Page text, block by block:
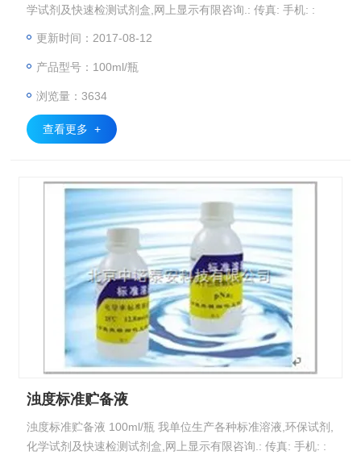
学试剂及快速检测试剂盒,网上显示有限咨询.: 传真: 手机: :
更新时间：2017-08-12
产品型号：100ml/瓶
浏览量：3634
查看更多 +
浊度标准贮备液
浊度标准贮备液 100ml/瓶 我单位生产各种标准溶液,环保试剂,
化学试剂及快速检测试剂盒,网上显示有限咨询.: 传真: 手机: :